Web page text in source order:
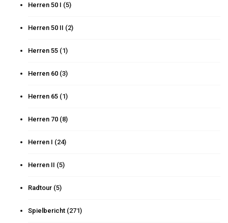
Herren 50 I (5)
Herren 50 II (2)
Herren 55 (1)
Herren 60 (3)
Herren 65 (1)
Herren 70 (8)
Herren I (24)
Herren II (5)
Radtour (5)
Spielbericht (271)